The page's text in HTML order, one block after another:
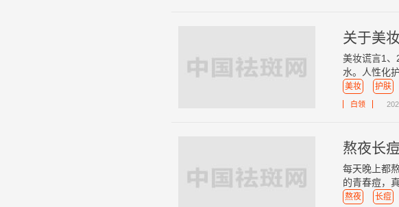
关于美
美妆谎言1
水。人性化
美妆 护肤
白领
熬夜长
每天晚上都
的青春痘，
熬夜 长痘